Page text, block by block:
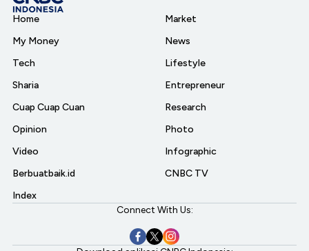
Home
My Money
Tech
Sharia
Cuap Cuap Cuan
Opinion
Video
Berbuatbaik.id
Index
Market
News
Lifestyle
Entrepreneur
Research
Photo
Infographic
CNBC TV
Connect With Us: